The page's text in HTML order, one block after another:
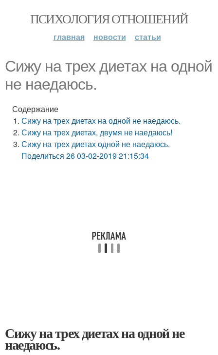
ПСИХОЛОГИЯ ОТНОШЕНИЙ
главная новости статьи
Сижу на трех диетах на одной
не наедаюсь.
Содержание
Сижу на трех диетах на одной не наедаюсь.
Сижу на трех диетах, двумя не наедаюсь!
Сижу на трех диетах одной не наедаюсь.
Поделиться 26 03-02-2019 21:15:34
Сижу на трех диетах на одной не
наедаюсь.